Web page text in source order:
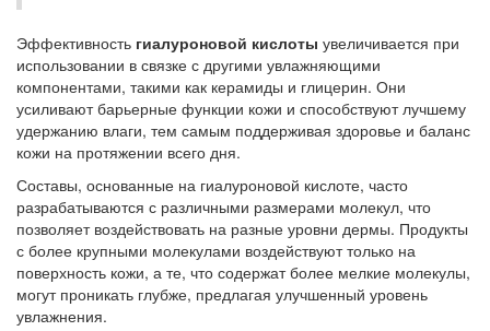
Эффективность гиалуроновой кислоты увеличивается при
использовании в связке с другими увлажняющими
компонентами, такими как керамиды и глицерин. Они
усиливают барьерные функции кожи и способствуют лучшему
удержанию влаги, тем самым поддерживая здоровье и баланс
кожи на протяжении всего дня.
Составы, основанные на гиалуроновой кислоте, часто
разрабатываются с различными размерами молекул, что
позволяет воздействовать на разные уровни дермы. Продукты
с более крупными молекулами воздействуют только на
поверхность кожи, а те, что содержат более мелкие молекулы,
могут проникать глубже, предлагая улучшенный уровень
увлажнения.